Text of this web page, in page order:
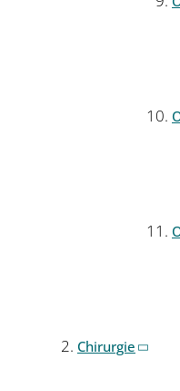
Chirurgie